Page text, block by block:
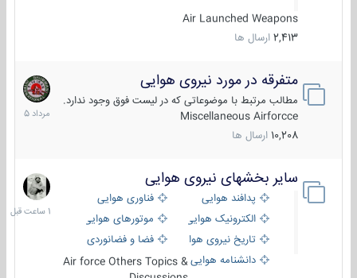
Air Launched Weapons
2,413 ارسال ها
متفرقه در مورد نیروی هوایی
مطالب مرتبط با موضوعاتی که در لیست فوق وجود ندارد.
Miscellaneous Airforcce
10,208 ارسال ها
7
مرداد
1405
سایر بخشهای نیروی هوایی
پدافند هوایی
فناوری هوایی
الکترونیک هوایی
موتورهای هوایی
تاریخ نیروی هوایی
فضا و فضانوردی
دانشنامه هواییAir force Others Topics &
1
ساعت
قبل